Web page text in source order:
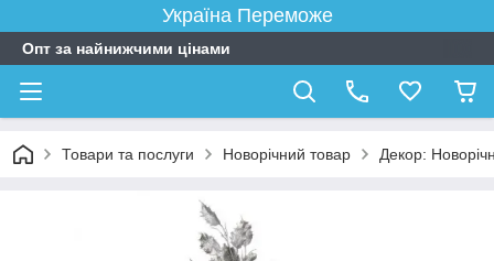
Україна Переможе
Опт за найнижчими цінами
Товари та послуги Новорічний товар Декор: